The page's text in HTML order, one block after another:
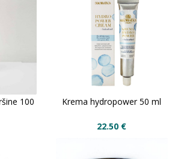
100
Krema hydropower 50 ml
22.50 €